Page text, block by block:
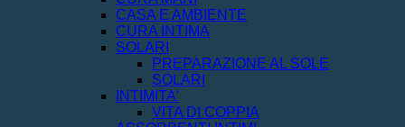
CASA E AMBIENTE
CURA INTIMA
SOLARI
PREPARAZIONE AL SOLE
SOLARI
INTIMITA'
VITA DI COPPIA